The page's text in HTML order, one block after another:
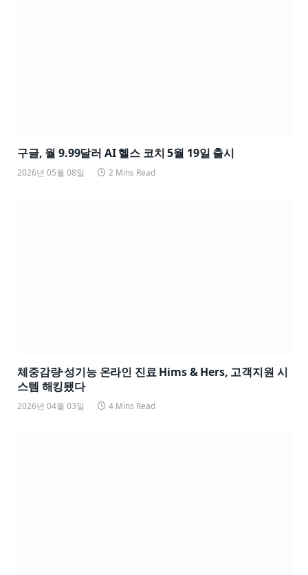
구글, 월 9.99달러 AI 헬스 코치 5월 19일 출시
2026년 05월 08일 2 Mins Read
체중감량·성기능 온라인 진료 Hims & Hers, 고객지원 시
스템 해킹됐다
2026년 04월 03일 4 Mins Read